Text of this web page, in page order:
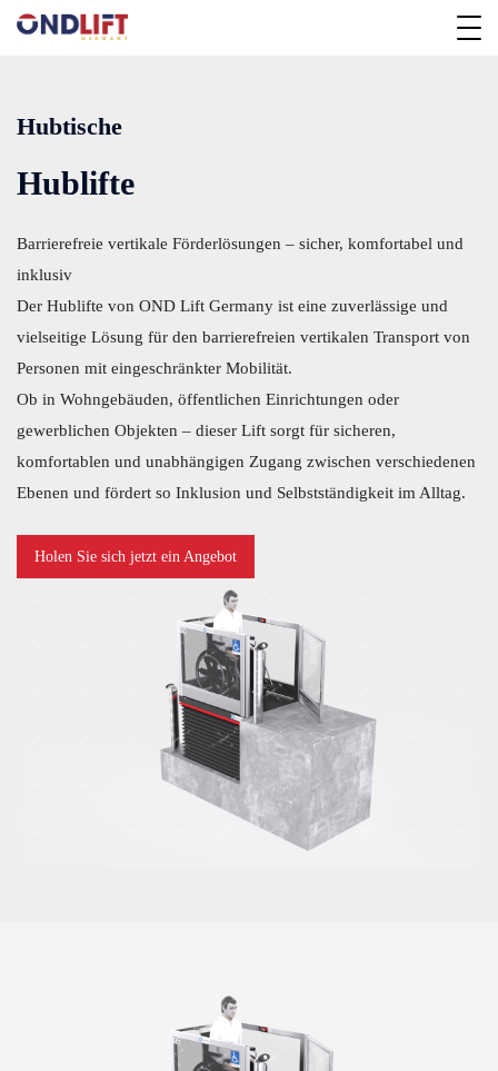
Hubtische
Hublifte
Barrierefreie vertikale Förderlösungen – sicher, komfortabel und
inklusiv
Der Hublifte von OND Lift Germany ist eine zuverlässige und
vielseitige Lösung für den barrierefreien vertikalen Transport von
Personen mit eingeschränkter Mobilität.
Ob in Wohngebäuden, öffentlichen Einrichtungen oder
gewerblichen Objekten – dieser Lift sorgt für sicheren,
komfortablen und unabhängigen Zugang zwischen verschiedenen
Ebenen und fördert so Inklusion und Selbstständigkeit im Alltag.
Holen Sie sich jetzt ein Angebot